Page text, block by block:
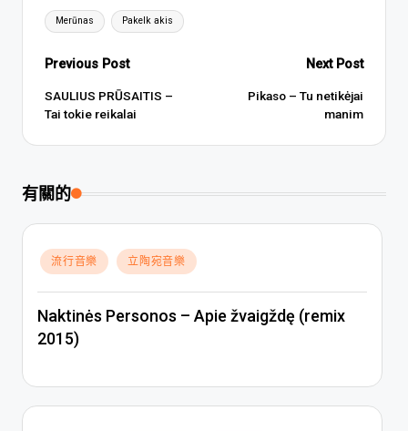
Tags:
Merūnas Pakelk akis
Post
navigation
Previous Post
SAULIUS PRŪSAITIS –
Tai tokie reikalai
Next Post
Pikaso – Tu netikėjai
manim
有關的
Posted
in
流行音樂 立陶宛音樂
Naktinės Personos – Apie žvaigždę (remix
2015)